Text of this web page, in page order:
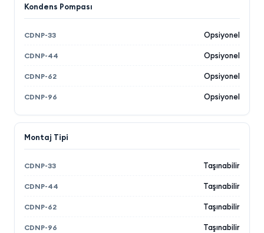
Kondens Pompası
Opsiyonel
Opsiyonel
Opsiyonel
Opsiyonel
Montaj Tipi
Taşınabilir
Taşınabilir
Taşınabilir
Taşınabilir